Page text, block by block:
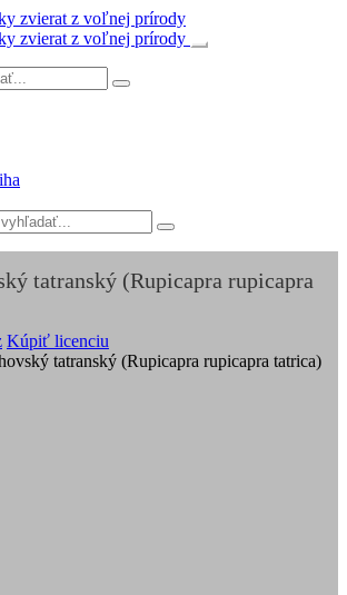
tatranský (Rupicapra rupicapra
Kúpiť licenciu